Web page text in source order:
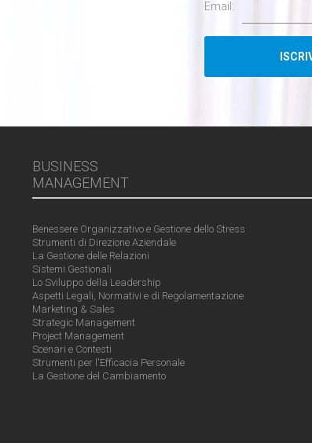
Email:
BUSINESS
MANAGEMENT
Benessere Organizzativo e Gestione dello Stress
Strumenti di Direzione Aziendale
La Gestione delle Relazioni
Sistemi Gestionali
Lo Sviluppo della Leadership
Aspetti Legali, Normativi e di Regolamentazione
Marketing & Sales
Strategic Management
Project Management
Scenari e Contesti
Strumenti per l'Efficacia Personale
La Gestione del Cambiamento